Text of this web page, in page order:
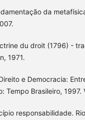
da
du droit (1796) -
1971.
e Democracia:
Tempo Brasileiro, 1997.
responsabilidade.